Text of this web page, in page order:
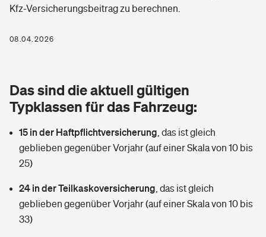
Berufshaftpflichtversicherung
Zur Übersicht
Tools
Wer versichert was: Jetzt Versicherer finden
Sie haben Fragen?
Glasversicherung
Mietkautionsversicherung
Restkreditversicherung
Zur Übersicht
Kinderunfall­ver­si­che­rung
Kinderinvalidität
Hundehalter-Haftpflicht
Private Krankenversicherung
Dread-Disease-Versicherung
Tierkrankenversicherung
Zur Übersicht
Tools
Kfz-Versicherungsbeitrag zu berechnen.
08.04.2026
Das sind die aktuell gültigen
Typklassen für das Fahrzeug:
15 in der Haftpflichtversicherung das ist gleich
geblieben gegenüber Vorjahr (auf einer Skala von 10 bis
25)
24 in der Teilkaskoversicherung das ist gleich
geblieben gegenüber Vorjahr (auf einer Skala von 10 bis
33)